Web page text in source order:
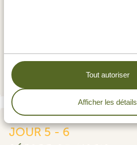
Tout autoriser
Afficher les détails
PLATINUM Pole Pole Bungalows
JOUR 5 - 6
Départ